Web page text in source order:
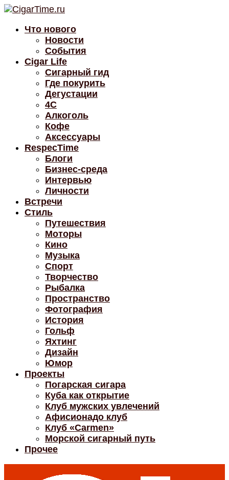
Что нового
Новости
События
Cigar Life
Сигарный гид
Где покурить
Дегустации
4C
Алкоголь
Кофе
Аксессуары
RespecTime
Блоги
Бизнес-среда
Интервью
Личности
Встречи
Стиль
Путешествия
Моторы
Кино
Музыка
Спорт
Творчество
Рыбалка
Пространство
Фотография
История
Гольф
Яхтинг
Дизайн
Юмор
Проекты
Погарская сигара
Куба как открытие
Клуб мужских увлечений
Афисионадо клуб
Клуб «Carmen»
Морской сигарный путь
Прочее